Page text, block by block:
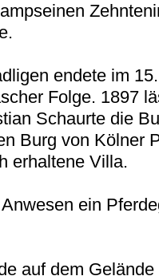
endete im
Folge. 1897
Schaurte die
Burg von Kölner
erhaltene Villa.
ein
auf dem Gelände